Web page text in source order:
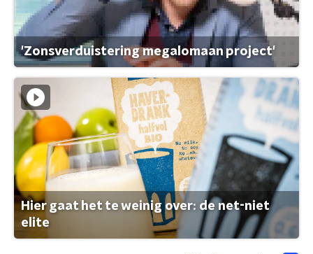
'Zonsverduistering megalomaan project'
Hier gaat het te weinig over: de net-niet
elite